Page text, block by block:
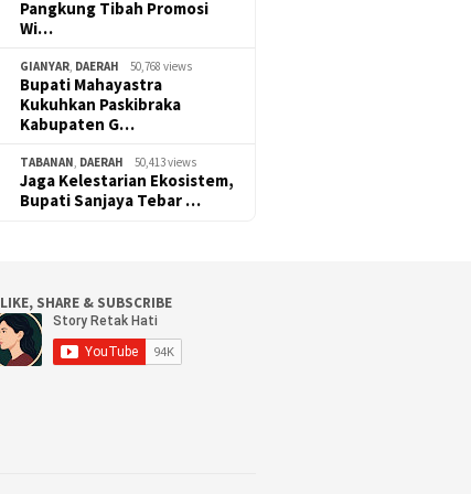
Pangkung Tibah Promosi
Wi…
GIANYAR, DAERAH 50,768 views
Bupati Mahayastra
Kukuhkan Paskibraka
Kabupaten G…
TABANAN, DAERAH 50,413 views
Jaga Kelestarian Ekosistem,
Bupati Sanjaya Tebar …
LIKE, SHARE & SUBSCRIBE